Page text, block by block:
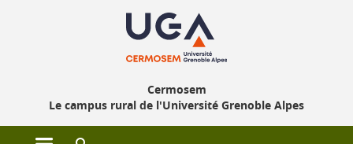
Cermosem
Le campus rural de l'Université Grenoble Alpes